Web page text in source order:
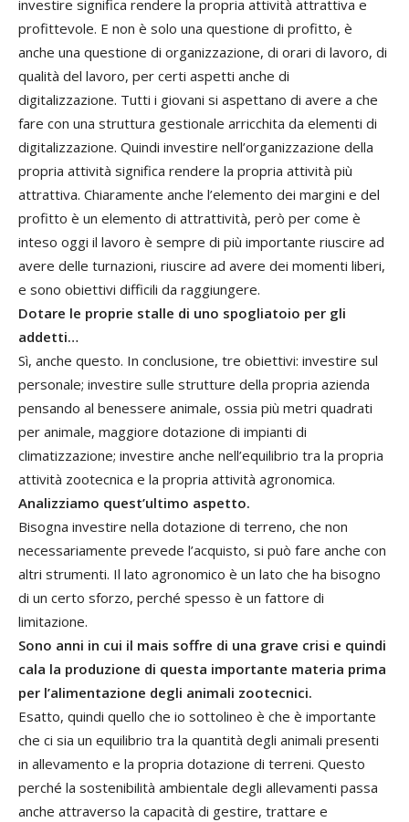
investire significa rendere la propria attività attrattiva e
profittevole. E non è solo una questione di profitto, è
anche una questione di organizzazione, di orari di lavoro, di
qualità del lavoro, per certi aspetti anche di
digitalizzazione. Tutti i giovani si aspettano di avere a che
fare con una struttura gestionale arricchita da elementi di
digitalizzazione. Quindi investire nell’organizzazione della
propria attività significa rendere la propria attività più
attrattiva. Chiaramente anche l’elemento dei margini e del
profitto è un elemento di attrattività, però per come è
inteso oggi il lavoro è sempre di più importante riuscire ad
avere delle turnazioni, riuscire ad avere dei momenti liberi,
e sono obiettivi difficili da raggiungere.
Dotare le proprie stalle di uno spogliatoio per gli
addetti…
Sì, anche questo. In conclusione, tre obiettivi: investire sul
personale; investire sulle strutture della propria azienda
pensando al benessere animale, ossia più metri quadrati
per animale, maggiore dotazione di impianti di
climatizzazione; investire anche nell’equilibrio tra la propria
attività zootecnica e la propria attività agronomica.
Analizziamo quest’ultimo aspetto.
Bisogna investire nella dotazione di terreno, che non
necessariamente prevede l’acquisto, si può fare anche con
altri strumenti. Il lato agronomico è un lato che ha bisogno
di un certo sforzo, perché spesso è un fattore di
limitazione.
Sono anni in cui il mais soffre di una grave crisi e quindi
cala la produzione di questa importante materia prima
per l’alimentazione degli animali zootecnici.
Esatto, quindi quello che io sottolineo è che è importante
che ci sia un equilibrio tra la quantità degli animali presenti
in allevamento e la propria dotazione di terreni. Questo
perché la sostenibilità ambientale degli allevamenti passa
anche attraverso la capacità di gestire, trattare e